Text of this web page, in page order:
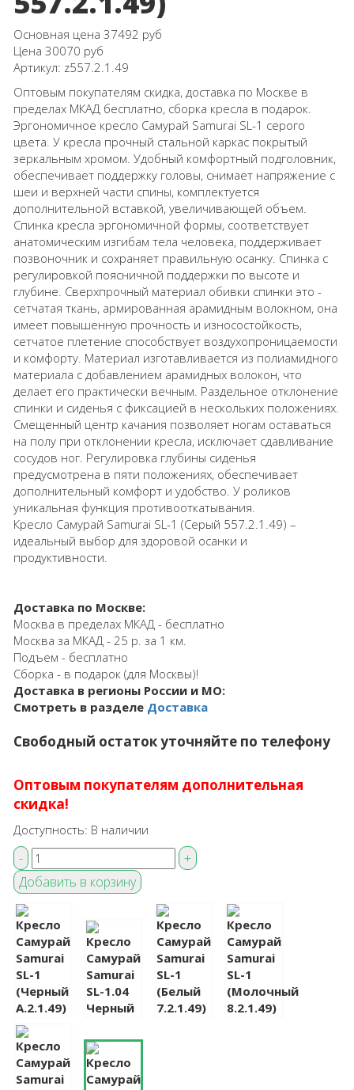
Основная цена 37492 руб
Цена 30070 руб
Артикул: z557.2.1.49
Оптовым покупателям скидка, доставка по Москве в
пределах МКАД бесплатно, сборка кресла в подарок.
Эргономичное кресло Самурай Samurai SL-1 серого
цвета. У кресла прочный стальной каркас покрытый
зеркальным хромом. Удобный комфортный подголовник,
обеспечивает поддержку головы, снимает напряжение с
шеи и верхней части спины, комплектуется
дополнительной вставкой, увеличивающей объем.
Спинка кресла эргономичной формы, соответствует
анатомическим изгибам тела человека, поддерживает
позвоночник и сохраняет правильную осанку. Спинка с
регулировкой поясничной поддержки по высоте и
глубине. Сверхпрочный материал обивки спинки это -
сетчатая ткань, армированная арамидным волокном, она
имеет повышенную прочность и износостойкость,
сетчатое плетение способствует воздухопроницаемости
и комфорту. Материал изготавливается из полиамидного
материала с добавлением арамидных волокон, что
делает его практически вечным. Раздельное отклонение
спинки и сиденья с фиксацией в нескольких положениях.
Смещенный центр качания позволяет ногам оставаться
на полу при отклонении кресла, исключает сдавливание
сосудов ног. Регулировка глубины сиденья
предусмотрена в пяти положениях, обеспечивает
дополнительный комфорт и удобство. У роликов
уникальная функция противооткатывания.
Кресло Самурай Samurai SL-1 (Серый 557.2.1.49) –
идеальный выбор для здоровой осанки и
продуктивности.
Доставка по Москве:
Москва в пределах МКАД - бесплатно
Москва за МКАД - 25 р. за 1 км.
Подъем - бесплатно
Сборка - в подарок (для Москвы)!
Доставка в регионы России и МО:
Смотреть в разделе Доставка
Свободный остаток уточняйте по телефону
Оптовым покупателям дополнительная
скидка!
Доступность: В наличии